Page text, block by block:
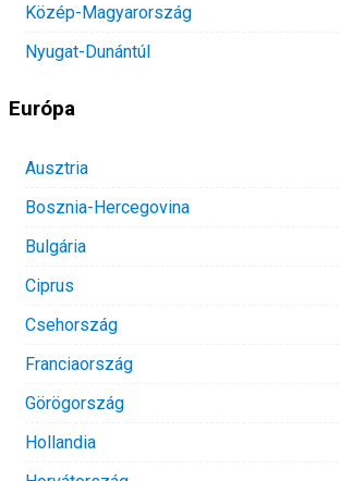
Közép-Magyarország
Nyugat-Dunántúl
Európa
Ausztria
Bosznia-Hercegovina
Bulgária
Ciprus
Csehország
Franciaország
Görögország
Hollandia